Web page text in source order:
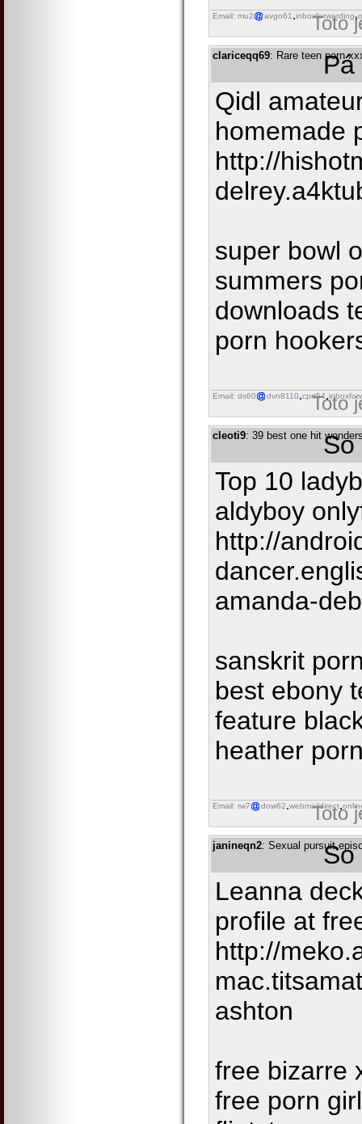
Email: mu2 avgo61 inboxforwarding
Toto
clariceqq69: Rare teen porn
Qidl
homemade
http://
super bowl
summers
downloads
porn
Email: ds60 dvn8110 cprt54Toto
cleoti9: 39 best one hitSo
Top 10
aldyboy
http://
amanda-
sanskrit
best ebony
feature
heather
Email: rw7 dow62 webmaildirect
Toto
janineqn2: Sexual pursuitSo
Leanna
profile at
http://
ashton
free bizarre
free porn